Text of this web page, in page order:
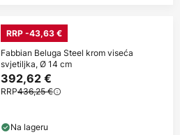
RRP -43,63 €
Fabbian Beluga Steel krom viseća
svjetiljka, Ø 14 cm
392,62 €
RRP436,25 €
Na lageru